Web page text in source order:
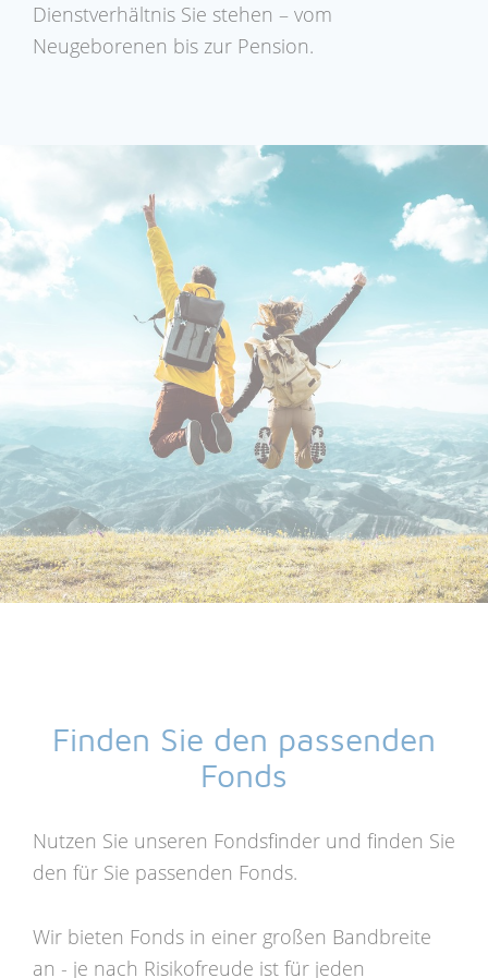
Dienstverhältnis Sie stehen – vom
Neugeborenen bis zur Pension.
Finden Sie den passenden
Fonds
Nutzen Sie unseren Fondsfinder und finden Sie
den für Sie passenden Fonds.
Wir bieten Fonds in einer großen Bandbreite
an - je nach Risikofreude ist für jeden